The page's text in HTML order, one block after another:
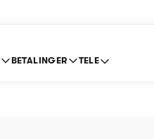
BETALINGER TELE